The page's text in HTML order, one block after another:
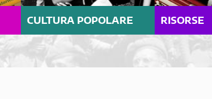
CULTURA POPOLARE RISORSE